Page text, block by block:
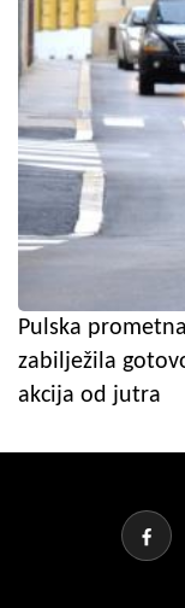
Pulska
zabilježila
akcija od jutra